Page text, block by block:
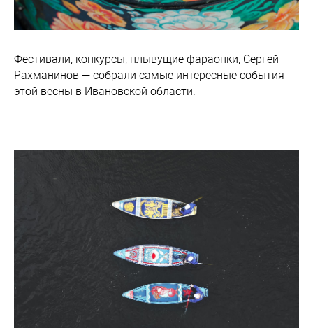
Фестивали, конкурсы, плывущие фараонки, Сергей
Рахманинов — собрали самые интересные события
этой весны в Ивановской области.